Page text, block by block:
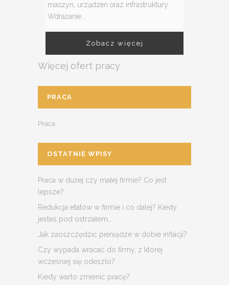
maszyn, urządzeń oraz infrastruktury.
Wdrażanie...
Zobacz więcej
Więcej ofert pracy
PRACA
Praca
OSTATNIE WPISY
Praca w dużej czy małej firmie? Co jest
lepsze?
Redukcja etatów w firmie i co dalej? Kiedy
jesteś pod ostrzałem…
Jak zaoszczędzić pieniądze w dobie inflacji?
Czy wypada wracać do firmy, z której
wcześniej się odeszło?
Kiedy warto zmienić pracę?